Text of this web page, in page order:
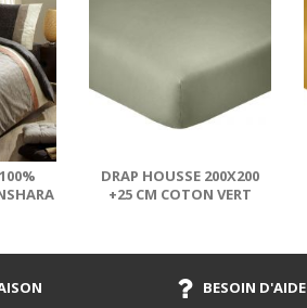
DRAP HOUSSE 200X200
+25 CM COTON VERT
BESOIN D'AIDE